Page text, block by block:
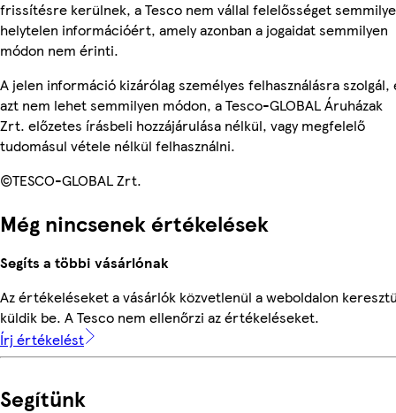
frissítésre kerülnek, a Tesco nem vállal felelősséget
helytelen információért, amely azonban a jogaidat semmilyen
módon nem érinti.
A jelen információ kizárólag személyes felhasználásra szolgál,
azt nem lehet semmilyen módon, a Tesco-GLOBAL Áruházak
Zrt. előzetes írásbeli hozzájárulása nélkül, vagy megfelelő
tudomásul vétele nélkül felhasználni.
©TESCO-GLOBAL Zrt.
Még nincsenek értékelések
Segíts a többi vásárlónak
Az értékeléseket a vásárlók közvetlenül a weboldalon
küldik be. A Tesco nem ellenőrzi az értékeléseket.
Írj értékelést
Segítünk